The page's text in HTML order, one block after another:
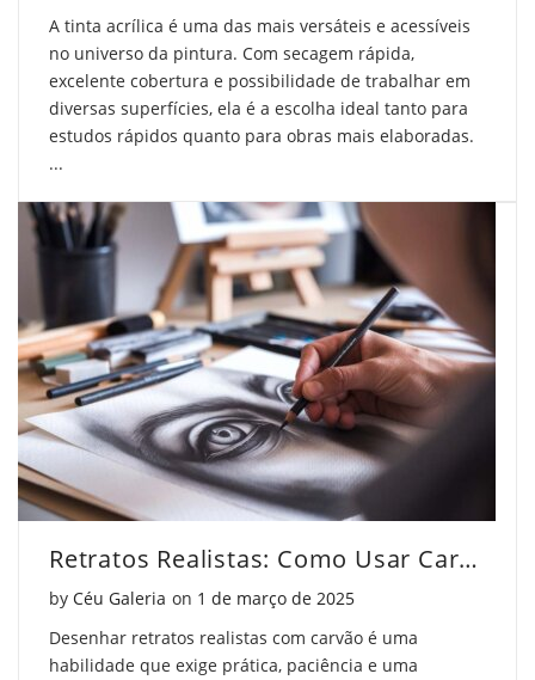
A tinta acrílica é uma das mais versáteis e acessíveis
no universo da pintura. Com secagem rápida,
excelente cobertura e possibilidade de trabalhar em
diversas superfícies, ela é a escolha ideal tanto para
estudos rápidos quanto para obras mais elaboradas.
...
Retratos Realistas: Como Usar Carvão de Forma Profissional
by Céu Galeria on Posted on
1 de março de 2025
Desenhar retratos realistas com carvão é uma
habilidade que exige prática, paciência e uma